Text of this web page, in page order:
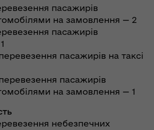
пасажирів
на замовлення — 2
пасажирів
пасажирів на таксі
пасажирів
на замовлення — 1
небезпечних